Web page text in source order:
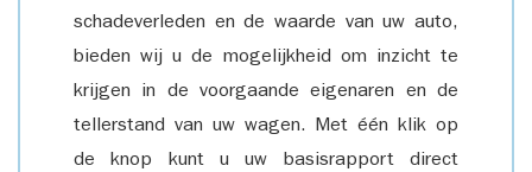
schadeverleden en de waarde van uw auto,
bieden wij u de mogelijkheid om inzicht te
krijgen in de voorgaande eigenaren en de
tellerstand van uw wagen. Met één klik op
de knop kunt u uw basisrapport direct